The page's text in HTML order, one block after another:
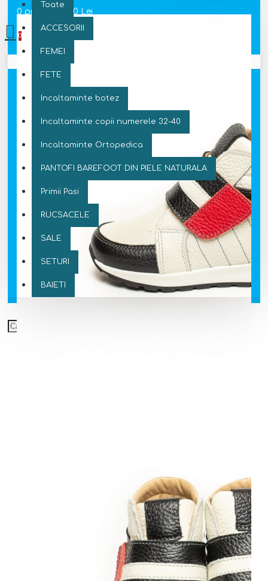
Toate
ACCESORII
FEMEI
FETE
Incaltaminte botez
Incaltaminte copii numerele 32-40
Incaltaminte Ortopedica
PANTOFI BAREFOOT DIN PIELE NATURALA
Primii Pasi
RUCSACELE
SALE
SETURI
BAIETI
0 produs(e) - 0 Lei
0
Coșul este gol!